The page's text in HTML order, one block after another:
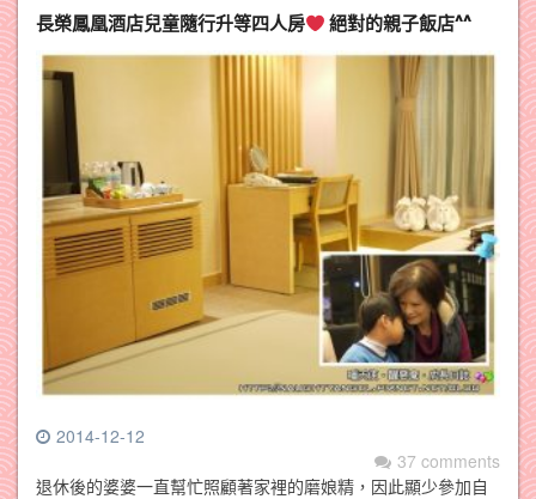
長榮鳳凰酒店兒童隨行升等四人房 絕對的親子飯店^^
2014-12-12
37 comments
退休後的婆婆一直幫忙照顧著家裡的磨娘精，因此顯少參加自